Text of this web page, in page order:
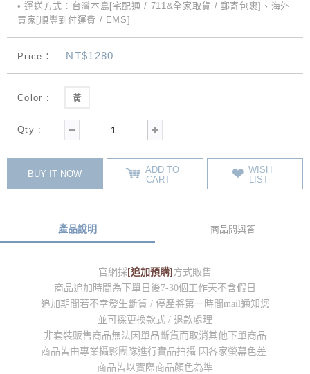
• 運送方式：台灣本島[宅配通 / 711&全家取貨 / 郵寄包裹]、海外
買家[順豐到付運費 / EMS]
Price： NT$1280
Color : 黃
Qty :
BUY IT NOW
ADD TO
CART
WISH
LIST
產品說明 商品問與答
官網採[追加預購]方式販售
商品追加時間為下單日後7-30個工作天不含假日
追加期間若不幸發生斷貨 / 停產將第一時間mail通知您
並可採更換款式 / 退款處理
非套裝販售商品無法因單品斷貨而取消其他下單商品
商品皆由專業攝影團隊進行實品拍攝 因各家螢幕色差
商品皆以實際商品顏色為準